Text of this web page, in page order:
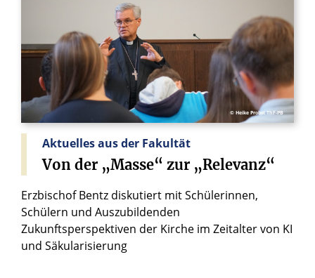
© Heike Probst ThF-PB
Aktuelles aus der Fakultät
Von der „Masse“ zur „Relevanz“
Erzbischof Bentz diskutiert mit Schülerinnen,
Schülern und Auszubildenden
Zukunftsperspektiven der Kirche im Zeitalter von KI
und Säkularisierung